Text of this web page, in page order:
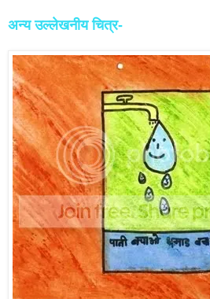
अन्य उल्लेखनीय चित्र-